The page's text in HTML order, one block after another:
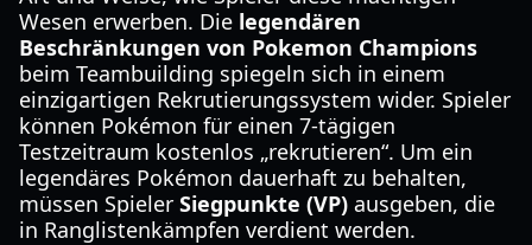
Wesen erwerben. Die legendären
Beschränkungen von Pokemon Champions
beim Teambuilding spiegeln sich in einem
einzigartigen Rekrutierungssystem wider. Spieler
können Pokémon für einen 7-tägigen
Testzeitraum kostenlos „rekrutieren“. Um ein
legendäres Pokémon dauerhaft zu behalten,
müssen Spieler Siegpunkte (VP) ausgeben, die
in Ranglistenkämpfen verdient werden.